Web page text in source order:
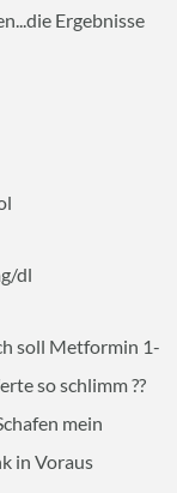
Ergebnisse
dl
soll Metformin 1-
so schlimm ??
mein
in Voraus